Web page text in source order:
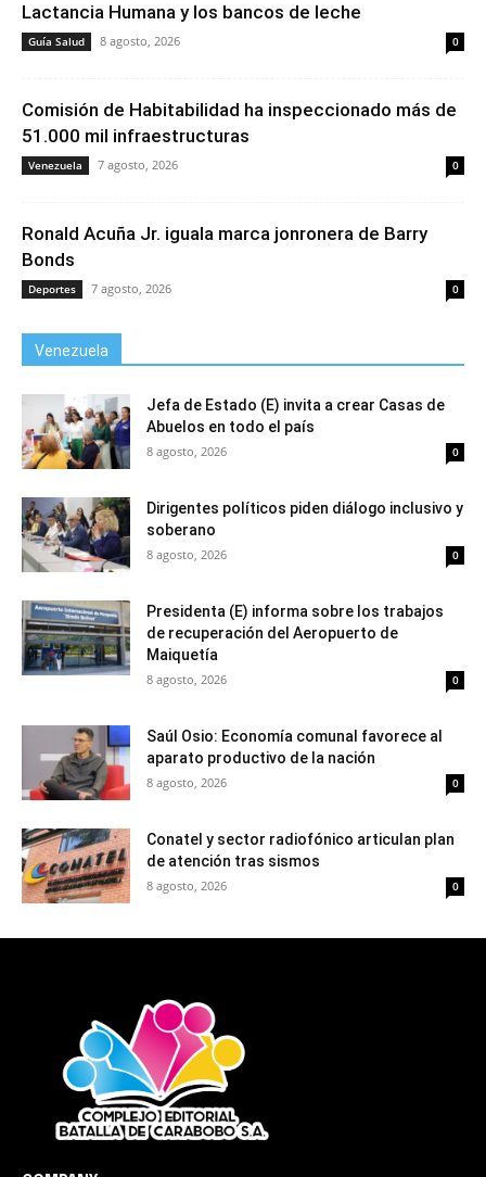
Lactancia Humana y los bancos de leche
Guía Salud 8 agosto, 2026 0
Comisión de Habitabilidad ha inspeccionado más de
51.000 mil infraestructuras
Venezuela 7 agosto, 2026 0
Ronald Acuña Jr. iguala marca jonronera de Barry
Bonds
Deportes 7 agosto, 2026 0
Venezuela
Jefa de Estado (E) invita a crear Casas de
Abuelos en todo el país
8 agosto, 2026 0
Dirigentes políticos piden diálogo inclusivo y
soberano
8 agosto, 2026 0
Presidenta (E) informa sobre los trabajos
de recuperación del Aeropuerto de
Maiquetía
8 agosto, 2026 0
Saúl Osio: Economía comunal favorece al
aparato productivo de la nación
8 agosto, 2026 0
Conatel y sector radiofónico articulan plan
de atención tras sismos
8 agosto, 2026 0